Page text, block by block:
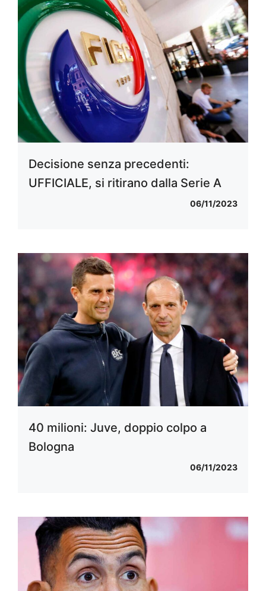
Decisione senza precedenti:
UFFICIALE, si ritirano dalla Serie A
06/11/2023
40 milioni: Juve, doppio colpo a
Bologna
06/11/2023